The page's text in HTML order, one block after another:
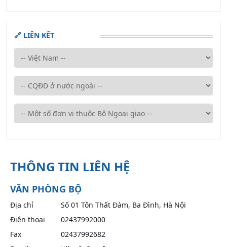
🔗 LIÊN KẾT
THÔNG TIN LIÊN HỆ
VĂN PHÒNG BỘ
Địa chỉ
Số 01 Tôn Thất Đàm, Ba Đình, Hà Nội
Điện thoại
02437992000
Fax
02437992682